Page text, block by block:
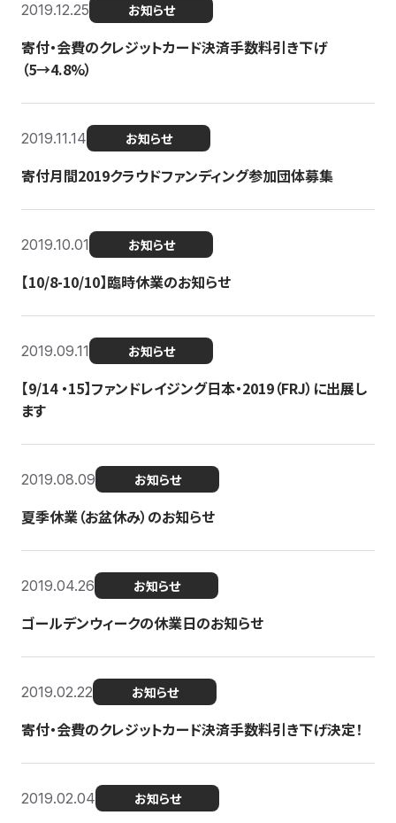
2019.12.25 お知らせ
寄付・会費のクレジットカード決済手数料引き下げ
（5→4.8%）
2019.11.14 お知らせ
寄付月間2019クラウドファンディング参加団体募集
2019.10.01 お知らせ
【10/8-10/10】臨時休業のお知らせ
2019.09.11 お知らせ
【9/14 ・15】ファンドレイジング日本・2019（FRJ）に出展し
ます
2019.08.09 お知らせ
夏季休業（お盆休み）のお知らせ
2019.04.26 お知らせ
ゴールデンウィークの休業日のお知らせ
2019.02.22 お知らせ
寄付・会費のクレジットカード決済手数料引き下げ決定！
2019.02.04 お知らせ